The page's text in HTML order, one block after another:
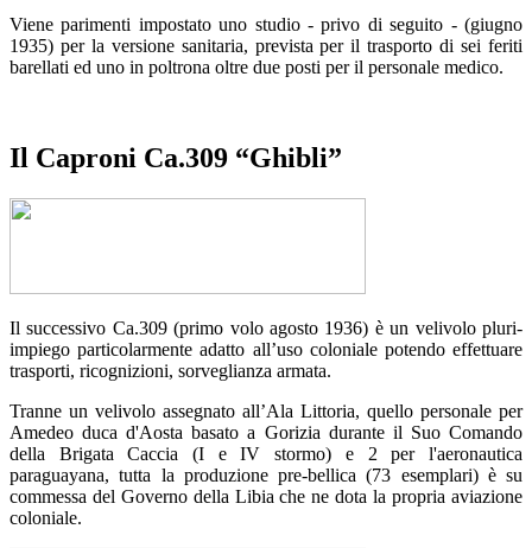
Viene parimenti impostato uno studio - privo di seguito - (giugno
1935) per la versione sanitaria, prevista per il trasporto di sei feriti
barellati ed uno in poltrona oltre due posti per il personale medico.
Il Caproni Ca.309 “Ghibli”
Il successivo Ca.309 (primo volo agosto 1936) è un velivolo pluri-
impiego particolarmente adatto all’uso coloniale potendo effettuare
trasporti, ricognizioni, sorveglianza armata.
Tranne un velivolo assegnato all’Ala Littoria, quello personale per
Amedeo duca d'Aosta basato a Gorizia durante il Suo Comando
della Brigata Caccia (I e IV stormo) e 2 per l'aeronautica
paraguayana, tutta la produzione pre-bellica (73 esemplari) è su
commessa del Governo della Libia che ne dota la propria aviazione
coloniale.